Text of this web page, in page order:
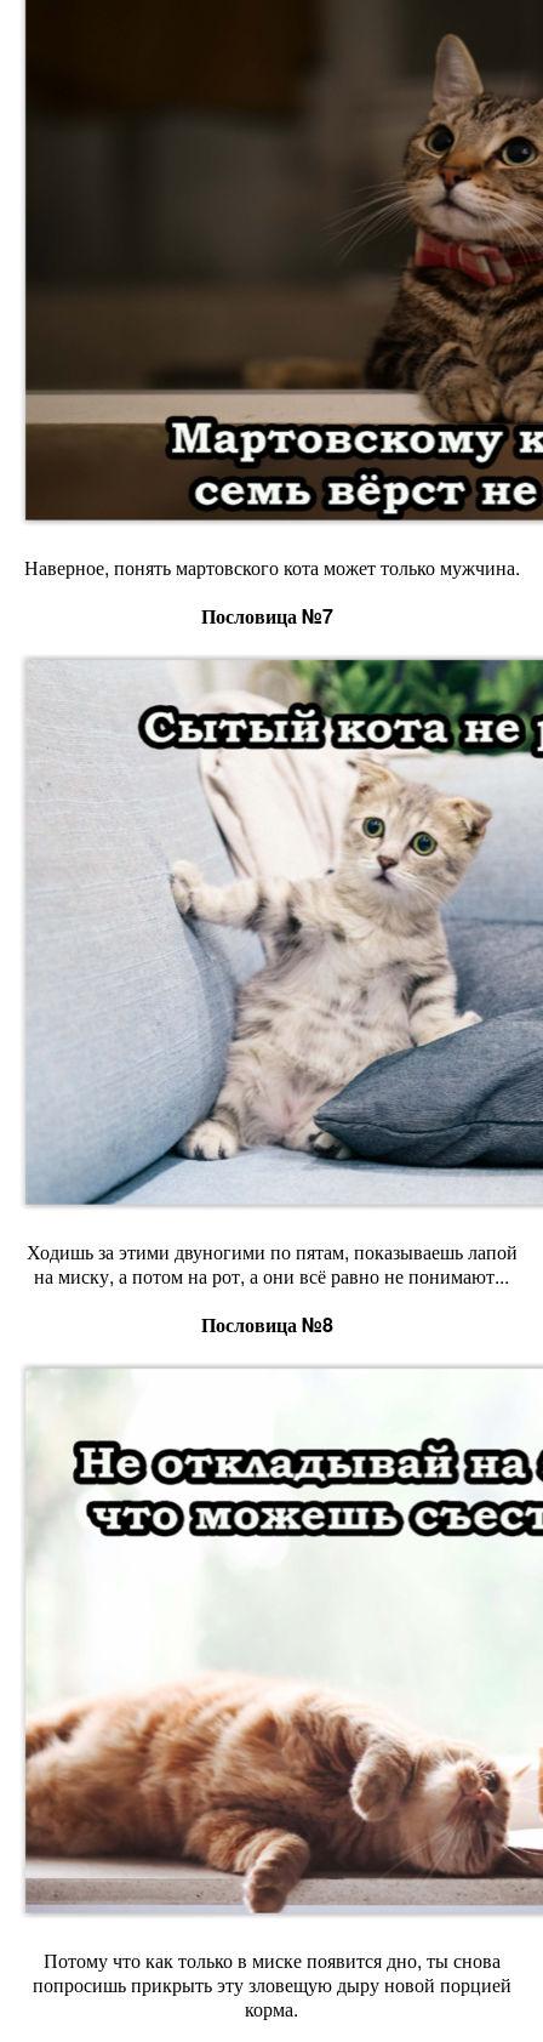
Наверное, понять мартовского кота может только мужчина.
Пословица №7
Ходишь за этими двуногими по пятам, показываешь лапой
на миску, а потом на рот, а они всё равно не понимают...
Пословица №8
Потому что как только в миске появится дно, ты снова
попросишь прикрыть эту зловещую дыру новой порцией
корма.